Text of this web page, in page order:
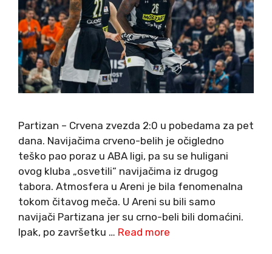
Partizan – Crvena zvezda 2:0 u pobedama za pet
dana. Navijačima crveno-belih je očigledno
teško pao poraz u ABA ligi, pa su se huligani
ovog kluba „osvetili“ navijačima iz drugog
tabora. Atmosfera u Areni je bila fenomenalna
tokom čitavog meča. U Areni su bili samo
navijači Partizana jer su crno-beli bili domaćini.
Ipak, po završetku … Read more